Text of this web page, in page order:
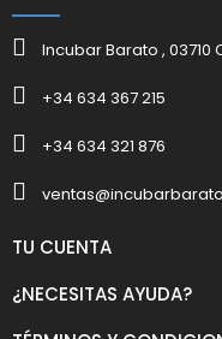
Incubar Barato , 03710
+34 634 367 215
+34 634 321 876
TU CUENTA
¿NECESITAS AYUDA?